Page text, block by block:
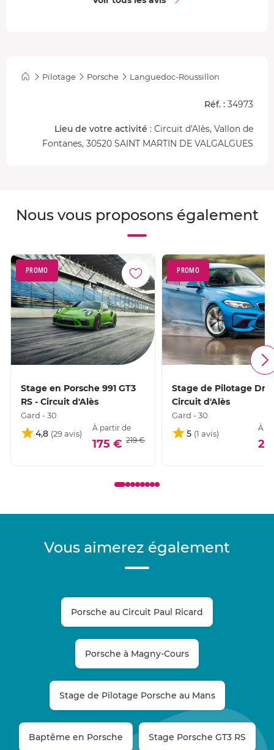
Pilotage Porsche Languedoc-Roussillon
Réf. : 34973
Lieu de votre activité : Circuit d'Alès, Vallon de
Fontanes, 30520 SAINT MARTIN DE VALGALGUES
Nous vous proposons également
PROMO
Stage en Porsche 991 GT3
RS - Circuit d'Alès
Gard - 30
4,8
À partir de
175 € 219 €
PROMO
Stage de Pilotage
Circuit d'Alès
Gard - 30
5
À
Vous aimerez également
Porsche au Circuit Paul Ricard
Porsche à Magny-Cours
Stage de Pilotage Porsche au Mans
Baptême en Porsche Stage Porsche GT3 RS